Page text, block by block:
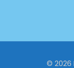
© 2026